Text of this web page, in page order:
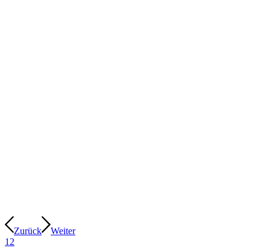
Zurück
Weiter
1 2